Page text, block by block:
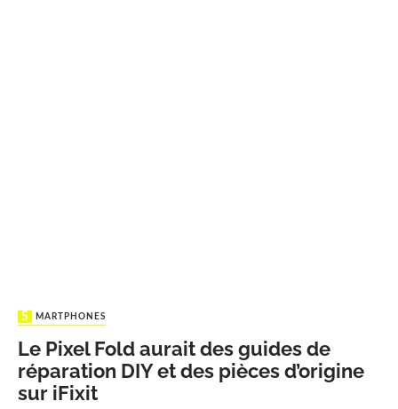
SMARTPHONES
Le Pixel Fold aurait des guides de
réparation DIY et des pièces d’origine
sur iFixit